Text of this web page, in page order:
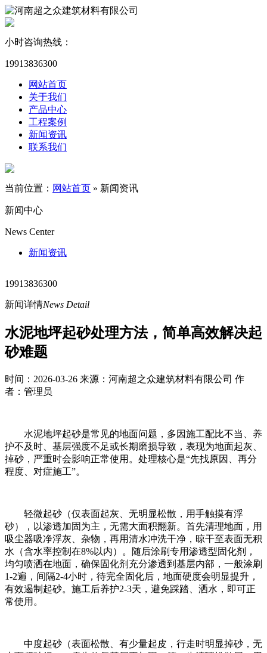
小时咨询热线：
19913836300
网站首页
关于我们
产品中心
工程案例
新闻资讯
联系我们
当前位置： 网站首页 » 新闻资讯
新闻中心
News Center
新闻资讯
19913836300
新闻详情News Detail
水泥地坪起砂处理方法，简单高效解决起
砂难题
时间：2026-03-26 来源：河南超之众建筑材料有限公司 作
者：管理员
水泥地坪起砂是常见的地面问题，多因施工配比不当、养
护不及时、基层强度不足或长期磨损导致，表现为地面起灰、
掉砂，严重时会影响正常使用。处理核心是“先找原因、再分
程度、对症施工”。
轻微起砂（仅表面起灰、无明显松散，用手触摸有浮
砂），以渗透加固为主，无需大面积翻新。首先清理地面，用
吸尘器吸净浮灰、杂物，再用清水冲洗干净，晾干至表面无积
水（含水率控制在8%以内）。随后涂刷专用渗透型固化剂，
均匀喷洒在地面，确保固化剂充分渗透到基层内部，一般涂刷
1-2遍，间隔2-4小时，待完全固化后，地面硬度会明显提升，
有效遏制起砂。施工后养护2-3天，避免踩踏、洒水，即可正
常使用。
中度起砂（表面松散、有少量起皮，行走时明显掉砂，无